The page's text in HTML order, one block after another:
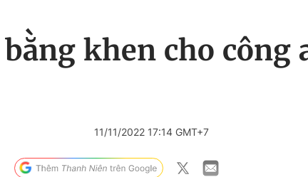
khen cho công
11/11/2022 17:14 GMT+7